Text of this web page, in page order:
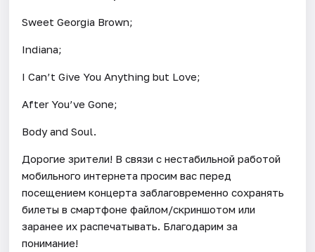
Sweet Georgia Brown;
Indiana;
I Can’t Give You Anything but Love;
After You’ve Gone;
Body and Soul.
Дорогие зрители! В связи с нестабильной работой
мобильного интернета просим вас перед
посещением концерта заблаговременно сохранять
билеты в смартфоне файлом/скриншотом или
заранее их распечатывать. Благодарим за
понимание!